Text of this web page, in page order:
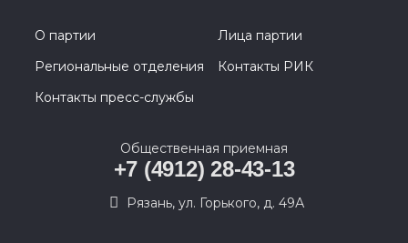
О партии
Лица партии
Региональные отделения
Контакты РИК
Контакты пресс-службы
Общественная приемная
+7 (4912) 28-43-13
Рязань, ул. Горького, д. 49А